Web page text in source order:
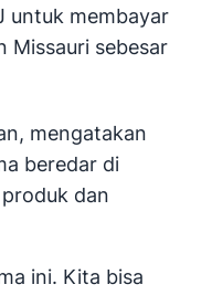
untuk membayar
Missauri sebesar
mengatakan
beredar di
dan
ini. Kita bisa